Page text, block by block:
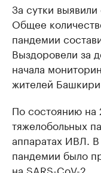
За сутки
Общее
пандемии
Выздоровели за
начала
жителей
По состоянию
тяжелобольных
аппаратах ИВЛ.
пандемии было
на SARS-CoV-2.